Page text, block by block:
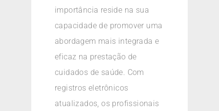
importância reside na sua
capacidade de promover uma
abordagem mais integrada e
eficaz na prestação de
cuidados de saúde. Com
registros eletrônicos
atualizados, os profissionais